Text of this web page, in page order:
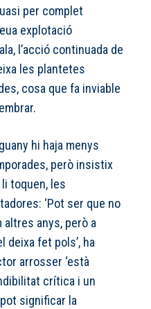
per complet
explotació
l’acció continuada de
les plantetes
cosa que fa inviable
hi haja menys
però insistix
li toquen, les
‘Pot ser que no
anys, però a
deixa fet pols’, ha
arrosser ‘està
crítica i un
significar la